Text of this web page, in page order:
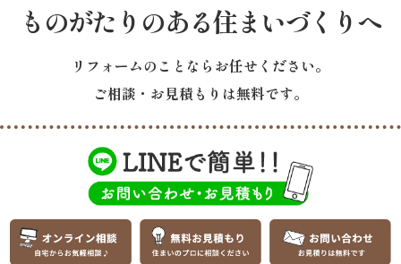
ものがたりのある住まいづくりへ
リフォームのことならお任せください。
ご相談・お見積もりは無料です。